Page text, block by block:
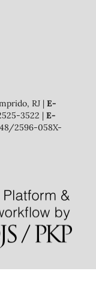
RJ | E-
3522 | E-
2596-058X-